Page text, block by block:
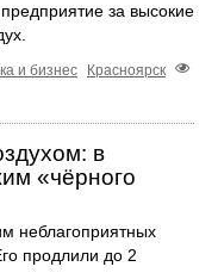
за высокие
и бизнес
Красноярск
в
«чёрного
неблагоприятных
продлили до 2